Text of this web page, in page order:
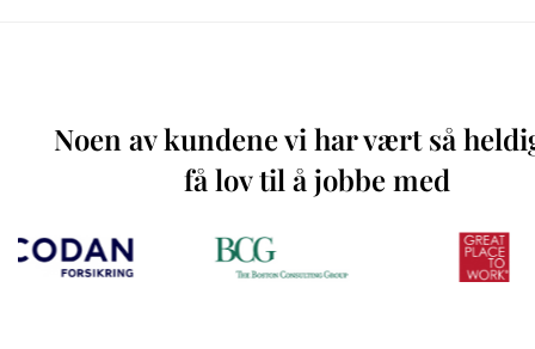
Noen av kundene vi har vært så
få lov til å jobbe med